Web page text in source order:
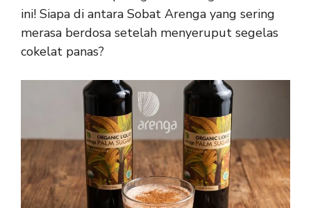
ini! Siapa di antara Sobat Arenga yang sering
merasa berdosa setelah menyeruput segelas
cokelat panas?